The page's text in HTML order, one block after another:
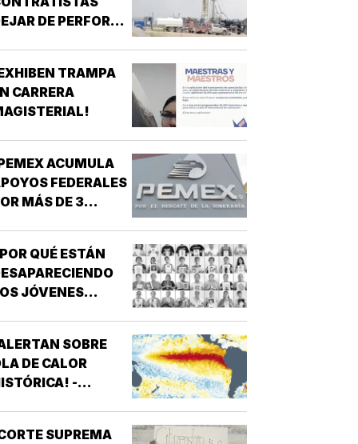
DE PERFORAR
MÉXICO!
TRAMPA
CARRERA
ACUMULA
FEDERALES
MÁS DE 3
QUÉ ESTÁN
JÓVENES
SOBRE
DE CALOR
-
SUPREMA